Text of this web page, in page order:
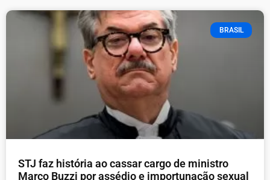
BRASIL
STJ faz história ao cassar cargo de ministro
Marco Buzzi por assédio e importunação sexual